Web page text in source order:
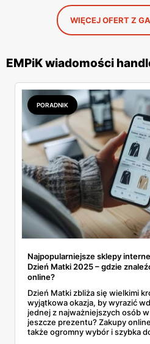
WIĘCEJ OFERT Z
EMPiK wiadomości
PORADNIK
Najpopularniejsze sklepy
Dzień Matki 2025 – gdzie
online?
Dzień Matki zbliża się wielkimi
wyjątkowa okazja, by wyrazić
jednej z najważniejszych osób
jeszcze prezentu? Zakupy
także ogromny wybór i szybka